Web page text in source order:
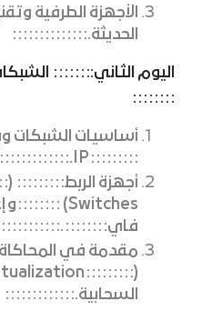
الأجهزة الطرفية
الحديثة.
اليوم الثاني:
أساسيات الشبكات
IP.
أجهزة الربط
(
Switches)
فاي
.
مقدمة في المحاكاة
(
السحابية.